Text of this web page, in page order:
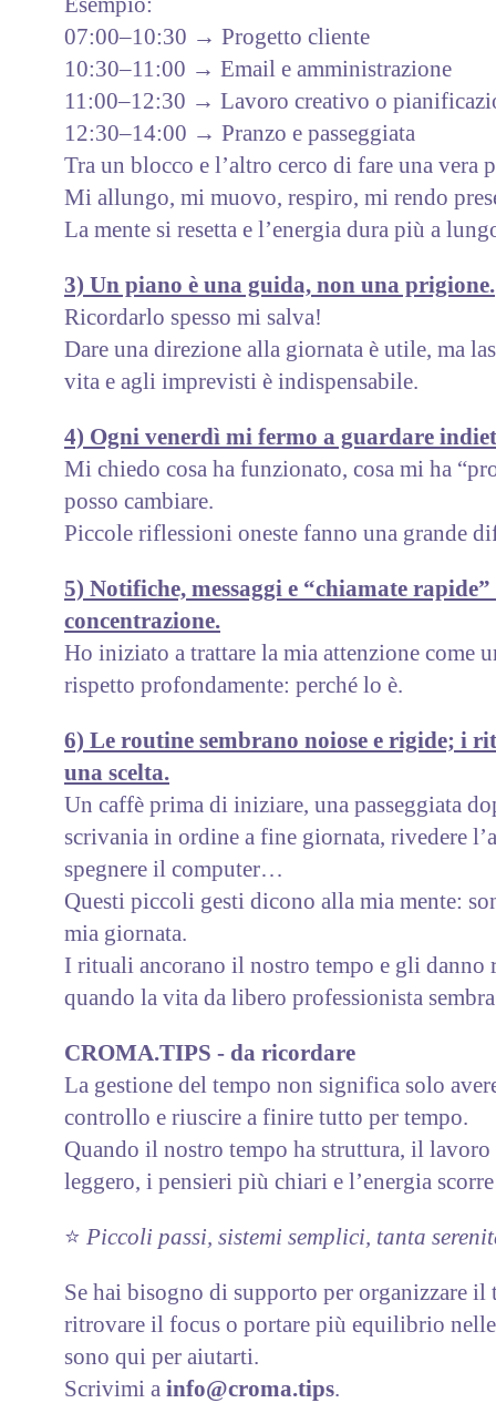
07:00–10:30 → Progetto cliente
10:30–11:00 → Email e amministrazione
11:00–12:30 → Lavoro creativo o
12:30–14:00 → Pranzo e passeggiata
Tra un blocco e l’altro cerco di fare una vera
Mi allungo, mi muovo, respiro, mi rendo
La mente si resetta e l’energia dura più a
3) Un piano è una guida, non una prigione.
Ricordarlo spesso mi salva!
Dare una direzione alla giornata è utile, ma
vita e agli imprevisti è indispensabile.
4) Ogni venerdì mi fermo a guardare
Mi chiedo cosa ha funzionato, cosa mi ha
posso cambiare.
Piccole riflessioni oneste fanno una grande
5) Notifiche, messaggi e “chiamate
concentrazione.
Ho iniziato a trattare la mia attenzione come
rispetto profondamente: perché lo è.
6) Le routine sembrano noiose e rigide; i
una scelta.
Un caffè prima di iniziare, una passeggiata
scrivania in ordine a fine giornata, rivedere
spegnere il computer…
Questi piccoli gesti dicono alla mia mente:
mia giornata.
I rituali ancorano il nostro tempo e gli danno
quando la vita da libero professionista
CROMA.TIPS - da ricordare
La gestione del tempo non significa solo
controllo e riuscire a finire tutto per tempo.
Quando il nostro tempo ha struttura, il
leggero, i pensieri più chiari e l’energia
⭐️ Piccoli passi, sistemi semplici, tanta
Se hai bisogno di supporto per organizzare il
ritrovare il focus o portare più equilibrio
sono qui per aiutarti.
Scrivimi a info@croma.tips.